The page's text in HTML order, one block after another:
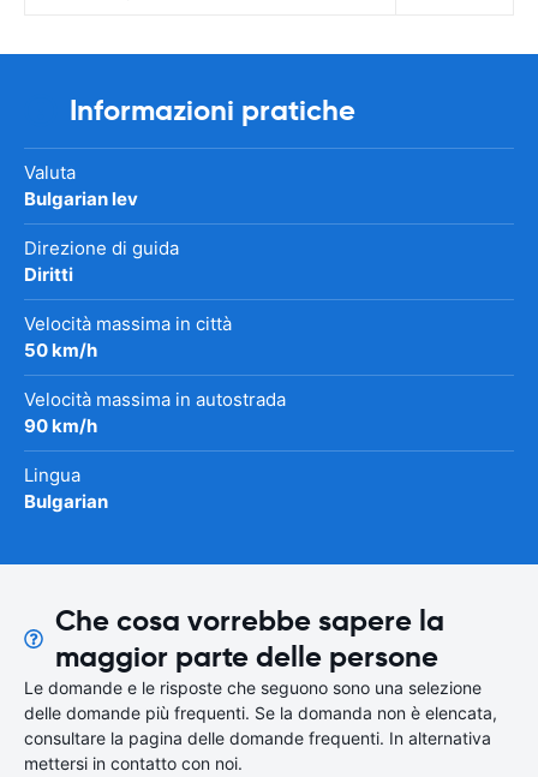
Informazioni pratiche
Valuta
Bulgarian lev
Direzione di guida
Diritti
Velocità massima in città
50 km/h
Velocità massima in autostrada
90 km/h
Lingua
Bulgarian
Che cosa vorrebbe sapere la
maggior parte delle persone
Le domande e le risposte che seguono sono una selezione
delle domande più frequenti. Se la domanda non è elencata,
consultare la pagina delle domande frequenti. In alternativa
mettersi in contatto con noi.